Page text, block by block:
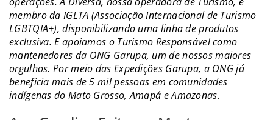
membro da IGLTA (Associação Internacional de Turismo
LGBTQIA+), disponibilizando uma linha de produtos
exclusiva. E apoiamos o Turismo Responsável como
mantenedores da ONG Garupa, um de nossos maiores
orgulhos. Por meio das Expedições Garupa, a ONG já
beneficia mais de 5 mil pessoas em comunidades
indígenas do Mato Grosso, Amapá e Amazonas.